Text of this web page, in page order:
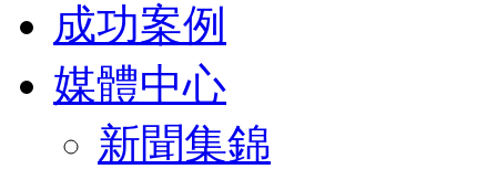
成功案例
媒體中心
新聞集錦